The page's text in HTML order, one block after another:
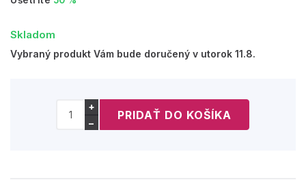
Skladom
Vybraný produkt Vám bude doručený v utorok 11.8.
+
−